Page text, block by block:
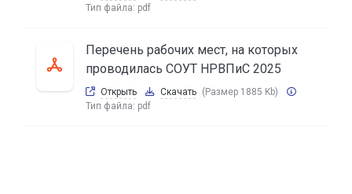
Тип файла: pdf
Перечень рабочих мест, на которых
проводилась СОУТ НРВПиС 2025
Открыть Скачать (Размер 1885 Kb)
Тип файла: pdf